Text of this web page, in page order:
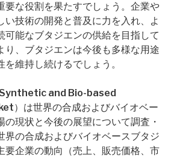
要な役割を果たすでしょう。企業や
い技術の開発と普及に力を入れ、よ
可能なブタジエンの供給を目指して
り、ブタジエンは今後も多様な用途
を維持し続けるでしょう。
and Bio-based
）は世界の合成およびバイオベー
の現状と今後の展望について調査・
界の合成およびバイオベースブタジ
要企業の動向（売上、販売価格、市